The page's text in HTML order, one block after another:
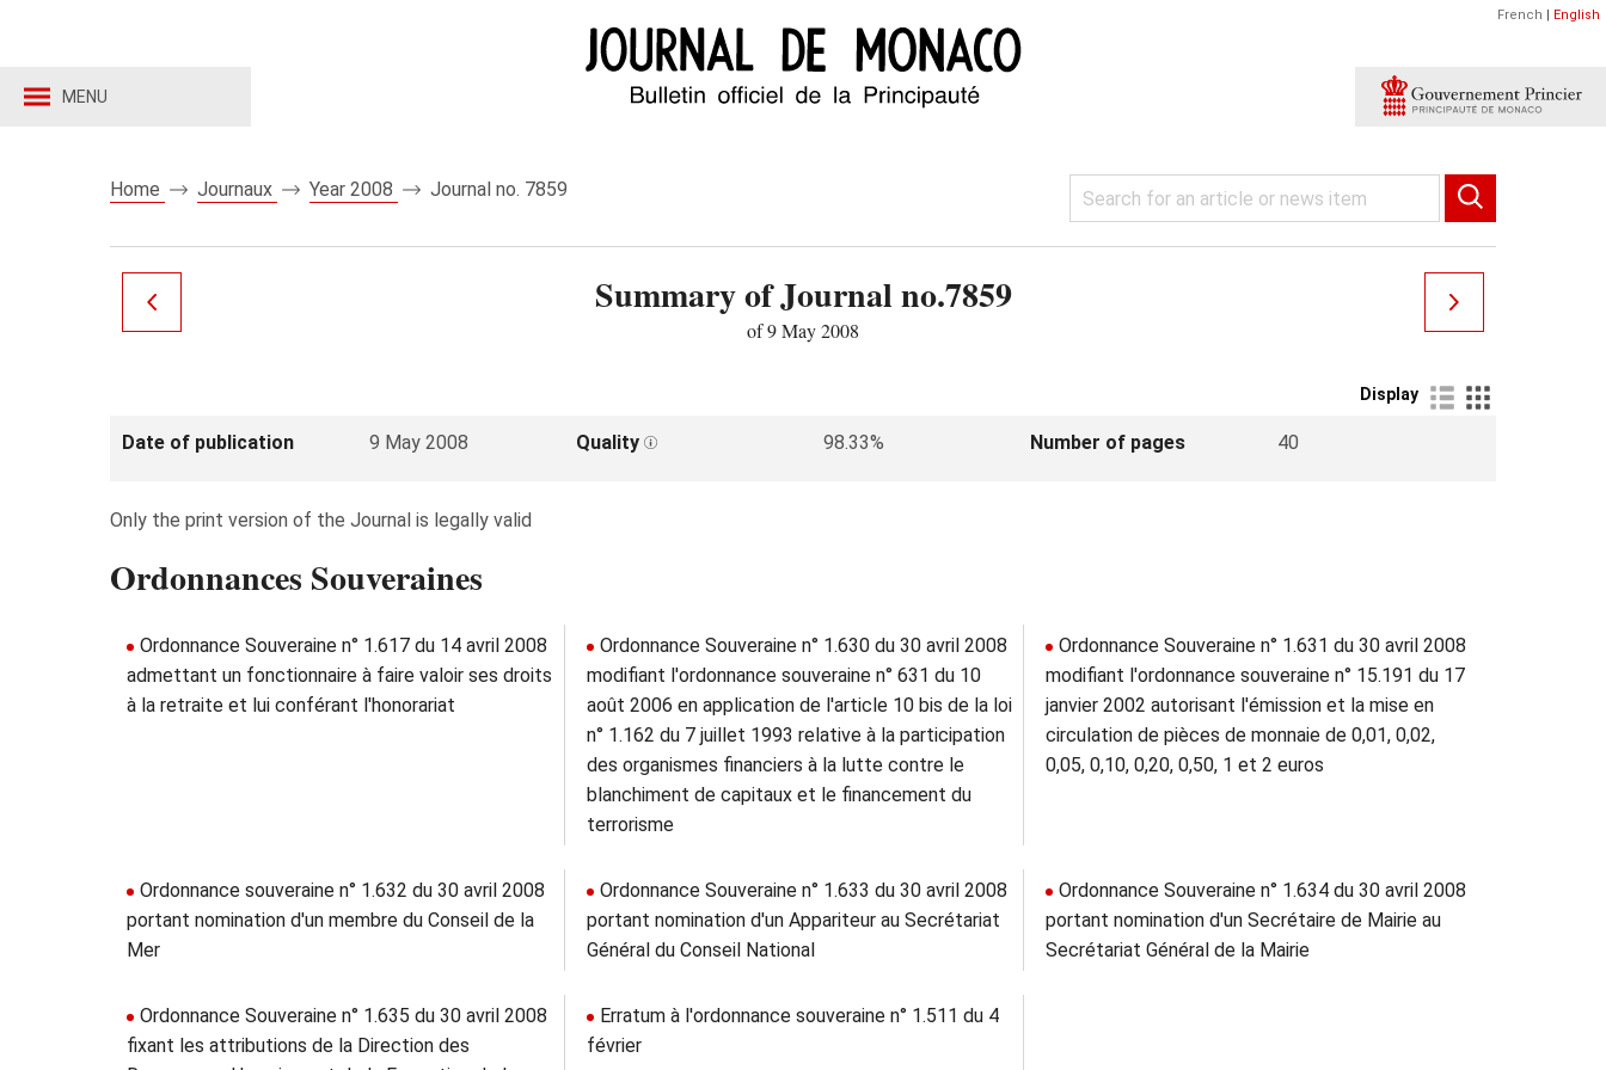
MENU
French | English
Home Journaux Year 2008 Journal no. 7859
Summary of Journal no.7859
of 9 May 2008
Display
Date of publication 9 May 2008 Quality 98.33% Number of pages 40
Only the print version of the Journal is legally valid
Ordonnances Souveraines
Ordonnance Souveraine n° 1.617 du 14 avril 2008
admettant un fonctionnaire à faire valoir ses droits
à la retraite et lui conférant l'honorariat
Ordonnance Souveraine n° 1.630 du 30 avril 2008
modifiant l'ordonnance souveraine n° 631 du 10
août 2006 en application de l'article 10 bis de la loi
n° 1.162 du 7 juillet 1993 relative à la participation
des organismes financiers à la lutte contre le
blanchiment de capitaux et le financement du
terrorisme
Ordonnance Souveraine n° 1.631 du 30 avril 2008
modifiant l'ordonnance souveraine n° 15.191 du 17
janvier 2002 autorisant l'émission et la mise en
circulation de pièces de monnaie de 0,01, 0,02,
0,05, 0,10, 0,20, 0,50, 1 et 2 euros
Ordonnance souveraine n° 1.632 du 30 avril 2008
portant nomination d'un membre du Conseil de la
Mer
Ordonnance Souveraine n° 1.633 du 30 avril 2008
portant nomination d'un Appariteur au Secrétariat
Général du Conseil National
Ordonnance Souveraine n° 1.634 du 30 avril 2008
portant nomination d'un Secrétaire de Mairie au
Secrétariat Général de la Mairie
Ordonnance Souveraine n° 1.635 du 30 avril 2008
fixant les attributions de la Direction des
Erratum à l'ordonnance souveraine n° 1.511 du 4
février